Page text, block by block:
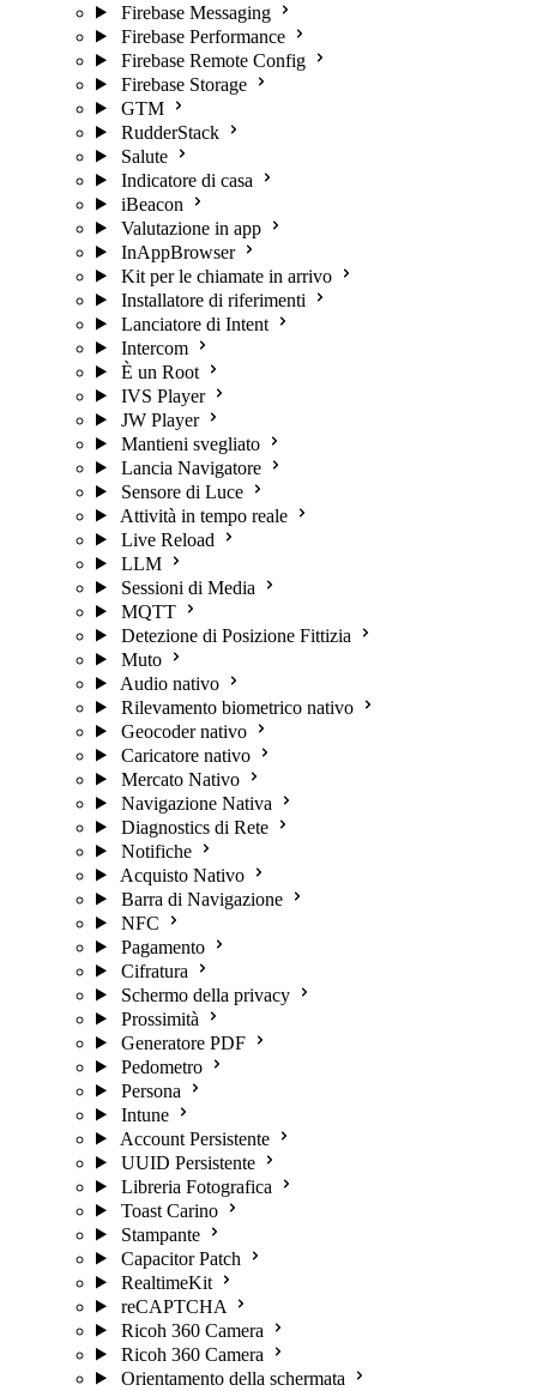
Firebase Messaging
Firebase Performance
Firebase Remote Config
Firebase Storage
GTM
RudderStack
Salute
Indicatore di casa
iBeacon
Valutazione in app
InAppBrowser
Kit per le chiamate in arrivo
Installatore di riferimenti
Lanciatore di Intent
Intercom
È un Root
IVS Player
JW Player
Mantieni svegliato
Lancia Navigatore
Sensore di Luce
Attività in tempo reale
Live Reload
LLM
Sessioni di Media
MQTT
Detezione di Posizione Fittizia
Muto
Audio nativo
Rilevamento biometrico nativo
Geocoder nativo
Caricatore nativo
Mercato Nativo
Navigazione Nativa
Diagnostics di Rete
Notifiche
Acquisto Nativo
Barra di Navigazione
NFC
Pagamento
Cifratura
Schermo della privacy
Prossimità
Generatore PDF
Pedometro
Persona
Intune
Account Persistente
UUID Persistente
Libreria Fotografica
Toast Carino
Stampante
Capacitor Patch
RealtimeKit
reCAPTCHA
Ricoh 360 Camera
Ricoh 360 Camera
Orientamento della schermata